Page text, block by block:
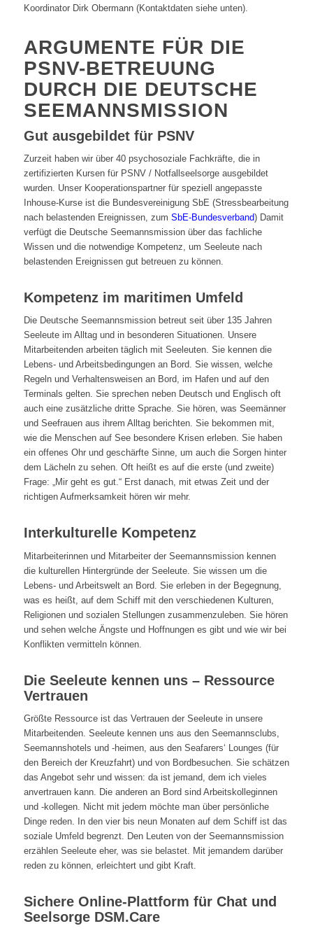
Koordinator Dirk Obermann (Kontaktdaten siehe unten).
ARGUMENTE FÜR DIE
PSNV-BETREUUNG
DURCH DIE DEUTSCHE
SEEMANNSMISSION
Gut ausgebildet für PSNV
Zurzeit haben wir über 40 psychosoziale Fachkräfte, die in
zertifizierten Kursen für PSNV / Notfallseelsorge ausgebildet
wurden. Unser Kooperationspartner für speziell angepasste
Inhouse-Kurse ist die Bundesvereinigung SbE (Stressbearbeitung
nach belastenden Ereignissen, zum SbE-Bundesverband) Damit
verfügt die Deutsche Seemannsmission über das fachliche
Wissen und die notwendige Kompetenz, um Seeleute nach
belastenden Ereignissen gut betreuen zu können.
Kompetenz im maritimen Umfeld
Die Deutsche Seemannsmission betreut seit über 135 Jahren
Seeleute im Alltag und in besonderen Situationen. Unsere
Mitarbeitenden arbeiten täglich mit Seeleuten. Sie kennen die
Lebens- und Arbeitsbedingungen an Bord. Sie wissen, welche
Regeln und Verhaltensweisen an Bord, im Hafen und auf den
Terminals gelten. Sie sprechen neben Deutsch und Englisch oft
auch eine zusätzliche dritte Sprache. Sie hören, was Seemänner
und Seefrauen aus ihrem Alltag berichten. Sie bekommen mit,
wie die Menschen auf See besondere Krisen erleben. Sie haben
ein offenes Ohr und geschärfte Sinne, um auch die Sorgen hinter
dem Lächeln zu sehen. Oft heißt es auf die erste (und zweite)
Frage: „Mir geht es gut.“ Erst danach, mit etwas Zeit und der
richtigen Aufmerksamkeit hören wir mehr.
Interkulturelle Kompetenz
Mitarbeiterinnen und Mitarbeiter der Seemannsmission kennen
die kulturellen Hintergründe der Seeleute. Sie wissen um die
Lebens- und Arbeitswelt an Bord. Sie erleben in der Begegnung,
was es heißt, auf dem Schiff mit den verschiedenen Kulturen,
Religionen und sozialen Stellungen zusammenzuleben. Sie hören
und sehen welche Ängste und Hoffnungen es gibt und wie wir bei
Konflikten vermitteln können.
Die Seeleute kennen uns – Ressource
Vertrauen
Größte Ressource ist das Vertrauen der Seeleute in unsere
Mitarbeitenden. Seeleute kennen uns aus den Seemannsclubs,
Seemannshotels und -heimen, aus den Seafarers‘ Lounges (für
den Bereich der Kreuzfahrt) und von Bordbesuchen. Sie schätzen
das Angebot sehr und wissen: da ist jemand, dem ich vieles
anvertrauen kann. Die anderen an Bord sind Arbeitskolleginnen
und -kollegen. Nicht mit jedem möchte man über persönliche
Dinge reden. In den vier bis neun Monaten auf dem Schiff ist das
soziale Umfeld begrenzt. Den Leuten von der Seemannsmission
erzählen Seeleute eher, was sie belastet. Mit jemandem darüber
reden zu können, erleichtert und gibt Kraft.
Sichere Online-Plattform für Chat und
Seelsorge DSM.Care